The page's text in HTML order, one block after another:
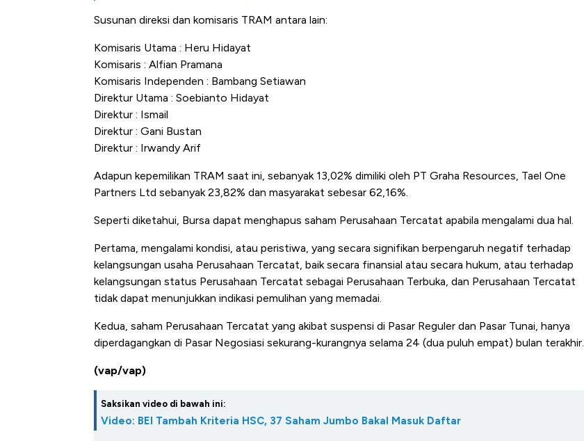
Susunan direksi dan komisaris TRAM antara lain:
Komisaris Utama : Heru Hidayat
Komisaris : Alfian Pramana
Komisaris Independen : Bambang Setiawan
Direktur Utama : Soebianto Hidayat
Direktur : Ismail
Direktur : Gani Bustan
Direktur : Irwandy Arif
Adapun kepemilikan TRAM saat ini, sebanyak 13,02% dimiliki oleh PT Graha Resources, Tael One
Partners Ltd sebanyak 23,82% dan masyarakat sebesar 62,16%.
Seperti diketahui, Bursa dapat menghapus saham Perusahaan Tercatat apabila mengalami dua hal.
Pertama, mengalami kondisi, atau peristiwa, yang secara signifikan berpengaruh negatif terhadap
kelangsungan usaha Perusahaan Tercatat, baik secara finansial atau secara hukum, atau terhadap
kelangsungan status Perusahaan Tercatat sebagai Perusahaan Terbuka, dan Perusahaan Tercatat
tidak dapat menunjukkan indikasi pemulihan yang memadai.
Kedua, saham Perusahaan Tercatat yang akibat suspensi di Pasar Reguler dan Pasar Tunai, hanya
diperdagangkan di Pasar Negosiasi sekurang-kurangnya selama 24 (dua puluh empat) bulan terakhir.
(vap/vap)
Saksikan video di bawah ini:
Video: BEI Tambah Kriteria HSC, 37 Saham Jumbo Bakal Masuk Daftar